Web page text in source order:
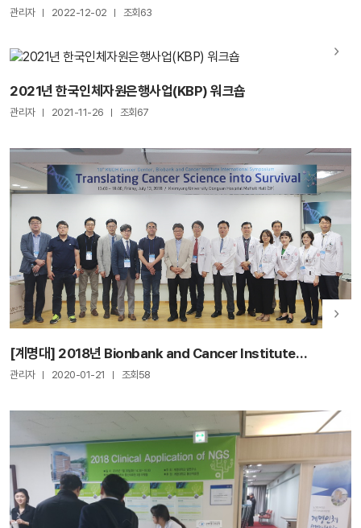
관리자 2022-12-02 조회63
2021년 한국인체자원은행사업(KBP) 워크숍
관리자 2021-11-26 조회67
[계명대] 2018년 Bionbank and Cancer Institute
International Symposium
관리자 2020-01-21 조회58